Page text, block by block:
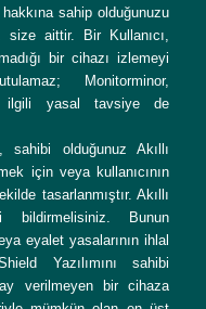
sahip olduğunuzu
size aittir. Bir Kullanıcı,
bir cihazı izlemeyi
Monitorminor,
ilgili yasal tavsiye de
sahibi olduğunuz Akıllı
için veya kullanıcının
tasarlanmıştır. Akıllı
bildirmelisiniz. Bunun
eyalet yasalarının ihlal
Yazılımını sahibi
verilmeyen bir cihaza